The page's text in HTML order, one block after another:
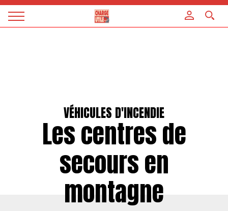
Magazine
VÉHICULES D'INCENDIE
Les centres de
secours en
montagne
Panneau de gestion des cookies